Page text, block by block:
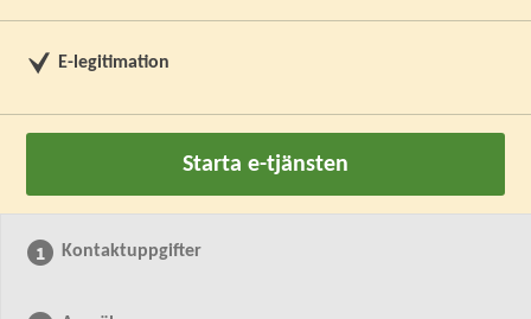
E-legitimation
Starta e-tjänsten
Kontaktuppgifter